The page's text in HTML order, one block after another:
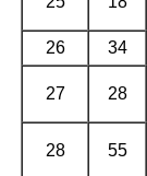
26 34
27 28
28 55